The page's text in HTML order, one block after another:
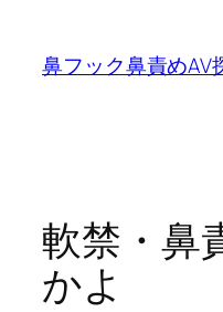
鼻フック鼻責めAV
軟禁・鼻
かよ